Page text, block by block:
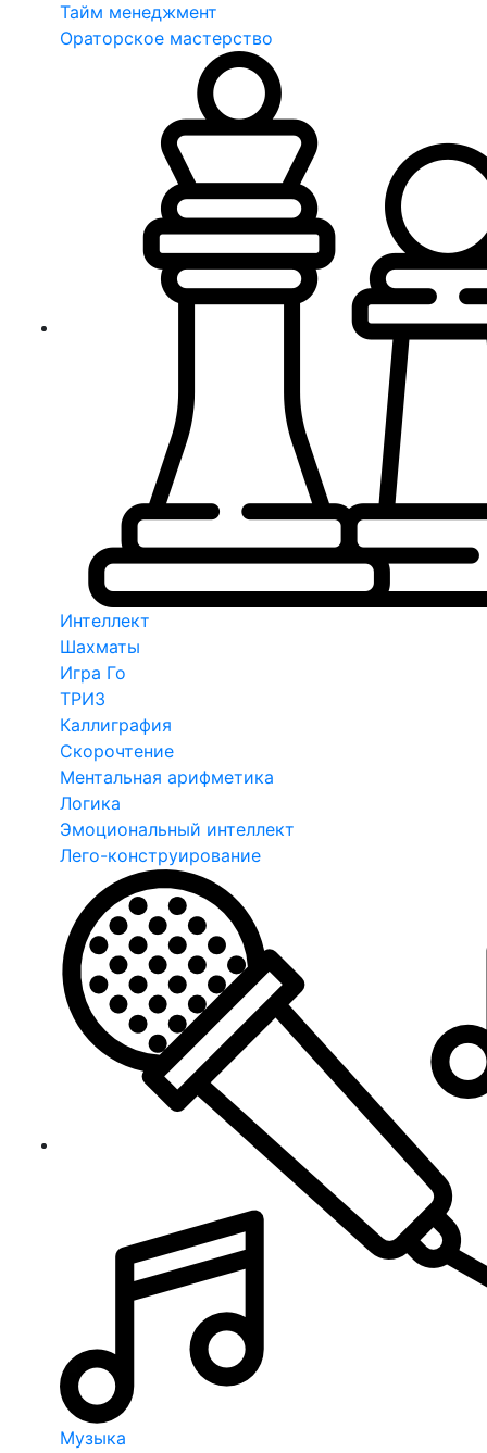
Тайм менеджмент
Ораторское мастерство
Интеллект
Шахматы
Игра Го
ТРИЗ
Каллиграфия
Скорочтение
Ментальная арифметика
Логика
Эмоциональный интеллект
Лего-конструирование
Музыка